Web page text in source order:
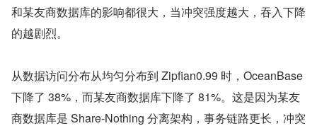
和某友商数据库的影响都很大，当冲突强度越大，吞入下降
的越剧烈。
从数据访问分布从均匀分布到 Zipfian0.99 时，OceanBase
下降了 38%，而某友商数据库下降了 81%。这是因为某友
商数据库是 Share-Nothing 分离架构，事务链路更长，冲突